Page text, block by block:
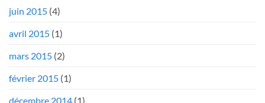
juin 2015 (4)
avril 2015 (1)
mars 2015 (2)
février 2015 (1)
décembre 2014 (1)